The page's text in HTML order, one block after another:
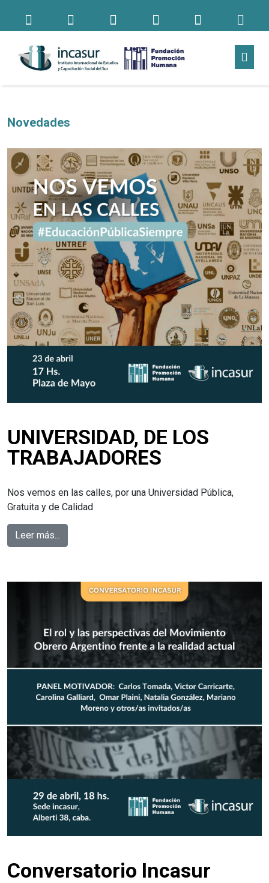
Novedades
UNIVERSIDAD, DE LOS
TRABAJADORES
Nos vemos en las calles, por una Universidad Pública,
Gratuita y de Calidad
Leer más...
Conversatorio Incasur